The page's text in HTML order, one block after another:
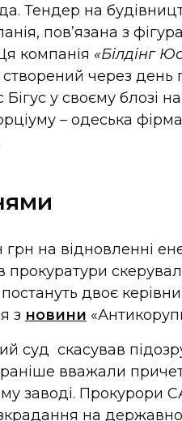
Тендер на
пов’язана з
компанія «Білдінг
через день
у своєму блозі
– одеська
на відновленні
прокуратури
двоє
з новини
суд скасував
вважали
заводі. Прокурори
на